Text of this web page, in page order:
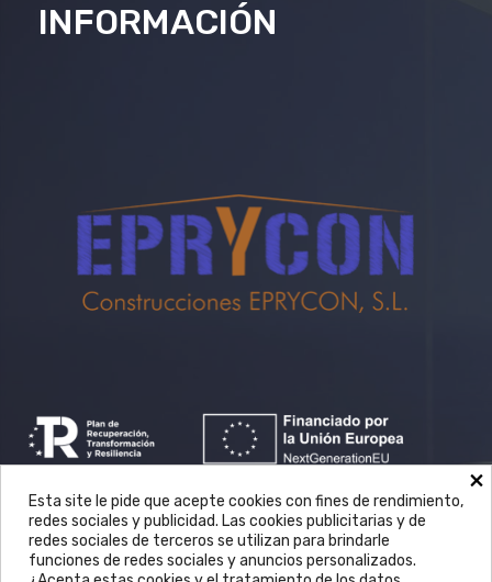
INFORMACIÓN
×
Esta site le pide que acepte cookies con fines de rendimiento,
redes sociales y publicidad. Las cookies publicitarias y de
redes sociales de terceros se utilizan para brindarle
funciones de redes sociales y anuncios personalizados.